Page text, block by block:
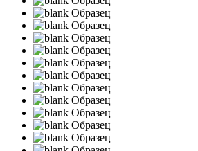
Образец
Образец
Образец
Образец
Образец
Образец
Образец
Образец
Образец
Образец
Образец